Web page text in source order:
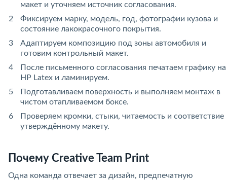
макет и уточняем источник согласования.
Фиксируем марку, модель, год, фотографии кузова и
состояние лакокрасочного покрытия.
Адаптируем композицию под зоны автомобиля и
готовим контрольный макет.
После письменного согласования печатаем графику на
HP Latex и ламинируем.
Подготавливаем поверхность и выполняем монтаж в
чистом отапливаемом боксе.
Проверяем кромки, стыки, читаемость и соответствие
утверждённому макету.
Почему Creative Team Print
Одна команда отвечает за дизайн, предпечатную